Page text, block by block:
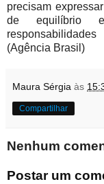
precisam
de equilíbrio
(Agência Brasil)
Maura Sérgia às
Compartilhar
Nenhum
Postar um